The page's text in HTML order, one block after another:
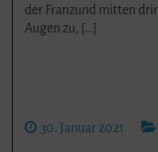
der Franzund mitten
Augen zu, […]
30. Januar 2021